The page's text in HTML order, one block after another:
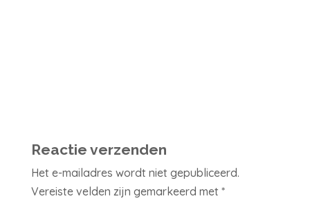
Reactie verzenden
Het e-mailadres wordt niet gepubliceerd.
Vereiste velden zijn gemarkeerd met *